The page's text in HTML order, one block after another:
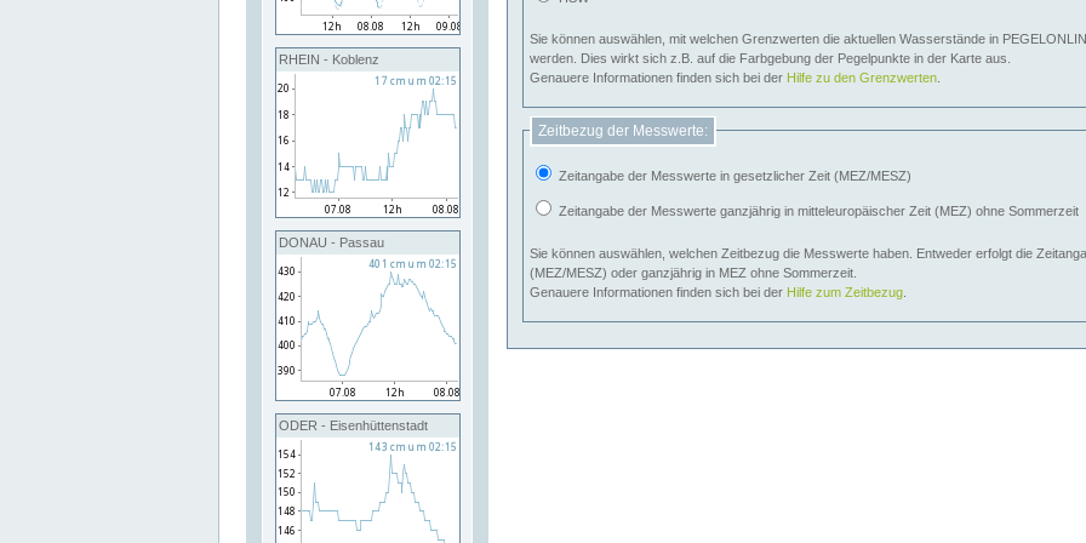
RHEIN - Koblenz
DONAU - Passau
ODER - Eisenhüttenstadt
Sie können auswählen, mit welchen Grenzwerten die aktuellen Wasserstände in
werden. Dies wirkt sich z.B. auf die Farbgebung der Pegelpunkte in der Karte aus.
Genauere Informationen finden sich bei der Hilfe zu den Grenzwerten
Zeitbezug der Messwerte:
Zeitangabe der Messwerte in gesetzlicher Zeit (MEZ/MESZ)
Zeitangabe der Messwerte ganzjährig in mitteleuropäischer Zeit (MEZ) ohne Sommerzeit
Sie können auswählen, welchen Zeitbezug die Messwerte haben. Entweder erfolgt die
(MEZ/MESZ) oder ganzjährig in MEZ ohne Sommerzeit.
Genauere Informationen finden sich bei der Hilfe zum Zeitbezug